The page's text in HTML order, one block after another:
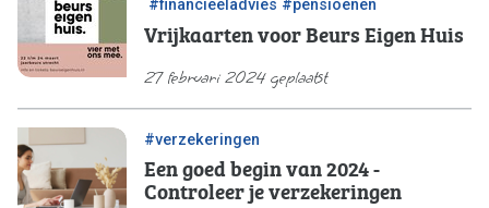
#financieeladvies #pensioenen
Vrijkaarten voor Beurs Eigen Huis
27 februari 2024 geplaatst
#verzekeringen
Een goed begin van 2024 -
Controleer je verzekeringen